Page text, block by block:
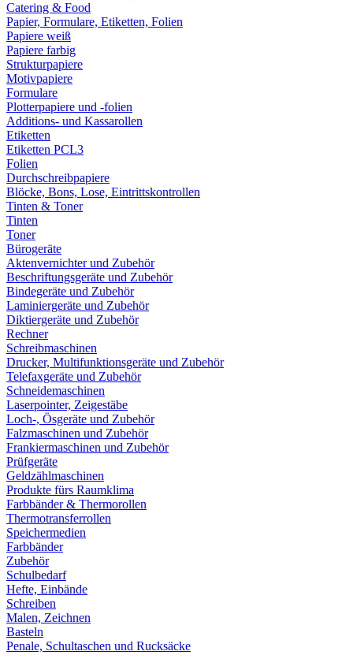
Catering & Food
Papier, Formulare, Etiketten, Folien
Papiere weiß
Papiere farbig
Strukturpapiere
Motivpapiere
Formulare
Plotterpapiere und -folien
Additions- und Kassarollen
Etiketten
Etiketten PCL3
Folien
Durchschreibpapiere
Blöcke, Bons, Lose, Eintrittskontrollen
Tinten & Toner
Tinten
Toner
Bürogeräte
Aktenvernichter und Zubehör
Beschriftungsgeräte und Zubehör
Bindegeräte und Zubehör
Laminiergeräte und Zubehör
Diktiergeräte und Zubehör
Rechner
Schreibmaschinen
Drucker, Multifunktionsgeräte und Zubehör
Telefaxgeräte und Zubehör
Schneidemaschinen
Laserpointer, Zeigestäbe
Loch-, Ösgeräte und Zubehör
Falzmaschinen und Zubehör
Frankiermaschinen und Zubehör
Prüfgeräte
Geldzählmaschinen
Produkte fürs Raumklima
Farbbänder & Thermorollen
Thermotransferrollen
Speichermedien
Farbbänder
Zubehör
Schulbedarf
Hefte, Einbände
Schreiben
Malen, Zeichnen
Basteln
Penale, Schultaschen und Rucksäcke